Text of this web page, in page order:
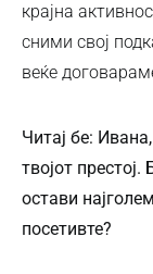
крајна
сними свој
веќе
Читај бе:
твојот
остави
посетивте?